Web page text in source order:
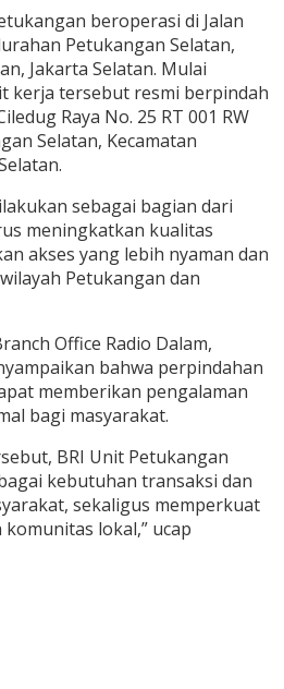
beroperasi di Jalan
Petukangan Selatan,
Jakarta Selatan. Mulai
kerja tersebut resmi berpindah
Raya No. 25 RT 001 RW
Selatan, Kecamatan
sebagai bagian dari
meningkatkan kualitas
akses yang lebih nyaman dan
Petukangan dan
Office Radio Dalam,
bahwa perpindahan
memberikan pengalaman
bagi masyarakat.
BRI Unit Petukangan
kebutuhan transaksi dan
sekaligus memperkuat
lokal,” ucap